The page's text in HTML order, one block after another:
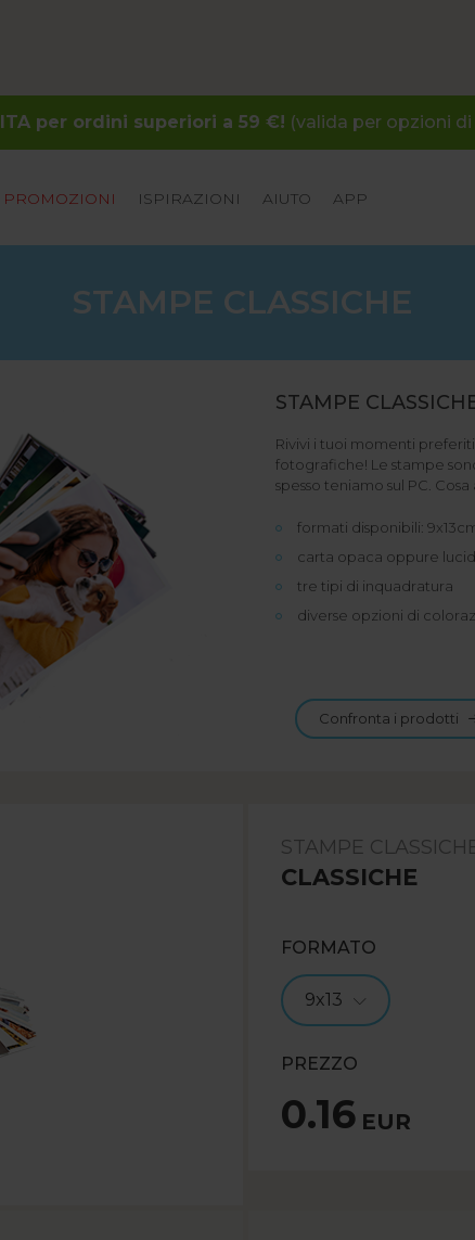
per ordini superiori a 59 €! (valida per opzioni
PROMOZIONI ISPIRAZIONI AIUTO APP
STAMPE CLASSICHE
STAMPE
Rivivi i tuoi momenti
fotografiche! Le stampe
spesso teniamo sul PC. Cosa
formati disponibili:
carta opaca oppure
tre tipi di inquadratura
diverse opzioni di
Confronta i prodotti
STAMPE
CLASSICHE
FORMATO
9x13
PREZZO
0.16 EUR